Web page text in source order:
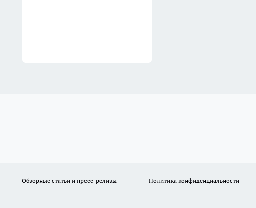
Обзорные статьи и пресс-релизы Политика конфиденциальности